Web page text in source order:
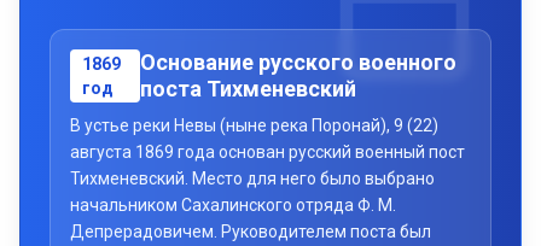
1869
год
Основание русского военного
поста Тихменевский
В устье реки Невы (ныне река Поронай), 9 (22)
августа 1869 года основан русский военный пост
Тихменевский. Место для него было выбрано
начальником Сахалинского отряда Ф. М.
Депрерадовичем. Руководителем поста был